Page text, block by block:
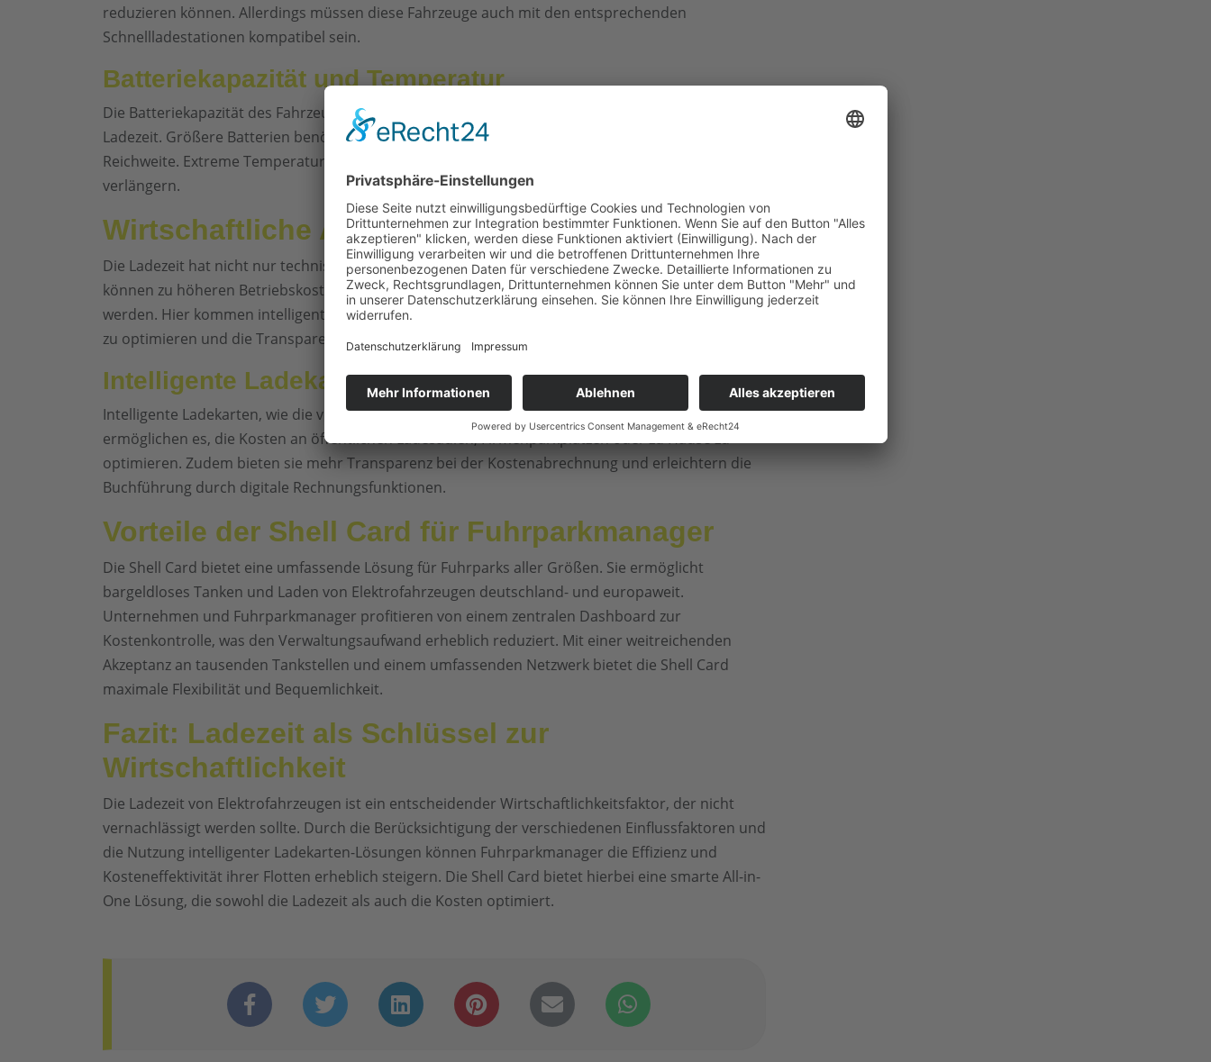
reduzieren können. Allerdings müssen diese Fahrzeuge auch mit den entsprechenden
Schnellladestationen kompatibel sein.
Batteriekapazität und Temperatur
Die Batteriekapazität des Fahrzeugs und die Umgebungstemperatur beeinflussen ebenfalls die
Ladezeit. Größere Batterien benötigen mehr Zeit zum Laden, bieten jedoch auch eine größere
Reichweite. Extreme Temperaturen können die Ladeeffizienz beeinträchtigen und die Ladezeit
verlängern.
Wirtschaftliche Aspekte der Ladezeit
Die Ladezeit hat nicht nur technische, sondern auch wirtschaftliche Aspekte. Längere Ladezeiten
können zu höheren Betriebskosten führen, insbesondere wenn öffentliche Ladestationen genutzt
werden. Hier kommen intelligente Ladekarten-Lösungen ins Spiel, die helfen können, die Kosten
zu optimieren und die Transparenz zu erhöhen.
Intelligente Ladekarten-Lösungen
Intelligente Ladekarten, wie die von Shell Fleet Solutions, bieten zahlreiche Vorteile. Sie
ermöglichen es, die Kosten an öffentlichen Ladesäulen, Firmenparkplätzen oder zu Hause zu
optimieren. Zudem bieten sie mehr Transparenz bei der Kostenabrechnung und erleichtern die
Buchführung durch digitale Rechnungsfunktionen.
Vorteile der Shell Card für Fuhrparkmanager
Die Shell Card bietet eine umfassende Lösung für Fuhrparks aller Größen. Sie ermöglicht
bargeldloses Tanken und Laden von Elektrofahrzeugen deutschland- und europaweit.
Unternehmen und Fuhrparkmanager profitieren von einem zentralen Dashboard zur
Kostenkontrolle, was den Verwaltungsaufwand erheblich reduziert. Mit einer weitreichenden
Akzeptanz an tausenden Tankstellen und einem umfassenden Netzwerk bietet die Shell Card
maximale Flexibilität und Bequemlichkeit.
Fazit: Ladezeit als Schlüssel zur
Wirtschaftlichkeit
Die Ladezeit von Elektrofahrzeugen ist ein entscheidender Wirtschaftlichkeitsfaktor, der nicht
vernachlässigt werden sollte. Durch die Berücksichtigung der verschiedenen Einflussfaktoren und
die Nutzung intelligenter Ladekarten-Lösungen können Fuhrparkmanager die Effizienz und
Kosteneffektivität ihrer Flotten erheblich steigern. Die Shell Card bietet hierbei eine smarte All-in-
One Lösung, die sowohl die Ladezeit als auch die Kosten optimiert.